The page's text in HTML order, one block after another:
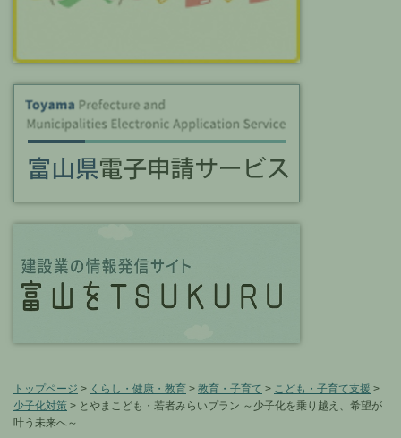
トップページ > くらし・健康・教育 > 教育・子育て > こども・子育て支援 >
少子化対策 > とやまこども・若者みらいプラン ～少子化を乗り越え、希望が
叶う未来へ～